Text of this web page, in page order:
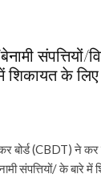
संपत्तियों/
शिकायत के
बोर्ड (CBDT) ने कर
संपत्तियों/ के बारे में